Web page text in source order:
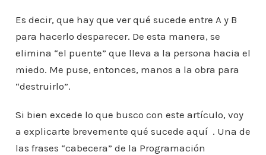
Es decir, que hay que ver qué sucede entre A y B
para hacerlo desparecer. De esta manera, se
elimina “el puente” que lleva a la persona hacia el
miedo. Me puse, entonces, manos a la obra para
“destruirlo”.
Si bien excede lo que busco con este artículo, voy
a explicarte brevemente qué sucede aquí . Una de
las frases “cabecera” de la Programación